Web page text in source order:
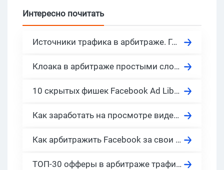
Интересно почитать
Источники трафика в арбитраже. Где берут трафик арбитражники в 2026?
Клоака в арбитраже простыми словами. Как клоачить ссылку в Фейсбук? Клоакинг трафика через трекеры и TDS
10 скрытых фишек Facebook Ad Library. Как посмотреть в Facebook рекламу конкурентов?
Как заработать на просмотре видео в Ютубе: деньги за просмотр видео на youtube и другие способы монетизации Ютуба в 2026
Как арбитражить Facebook за свои в 2026, пошаговый мануал
ТОП-30 офферы в арбитраже трафика 2024. Готовы к запуску сегодня!